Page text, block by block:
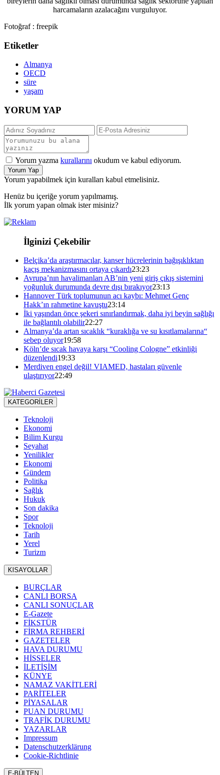
harcamaların azalacağını vurguluyor.
Fotoğraf : freepik
Etiketler
Almanya
OECD
süre
yaşam
YORUM YAP
Yorum yazma kurallarını okudum ve kabul ediyorum.
Yorum Yap
Yorum yapabilmek için kuralları kabul etmelisiniz.
Henüz bu içeriğe yorum yapılmamış.
İlk yorum yapan olmak ister misiniz?
İlginizi Çekebilir
Belçika’da araştırmacılar, kanser hücrelerinin bağışıklıktan
kaçış mekanizmasını ortaya çıkardı23:23
Avrupa’nın havalimanları AB’nin yeni giriş çıkış sistemini
yoğunluk durumunda devre dışı bırakıyor23:13
Hannover Türk toplumunun acı kaybı: Mehmet Genç
Hakk’ın rahmetine kavuştu23:14
İki yaşından önce şekeri sınırlandırmak, daha iyi beyin sağlığı
ile bağlantılı olabilir22:27
Almanya’da artan sıcaklık “kuraklığa ve su kısıtlamalarına“
sebep oluyor19:58
Köln’de sıcak havaya karşı “Cooling Cologne” etkinliği
düzenlendi19:33
Merdiven engel değil! VIAMED, hastaları güvenle
ulaştırıyor22:49
KATEGORİLER
Teknoloji
Ekonomi
Bilim Kurgu
Seyahat
Yenilikler
Ekonomi
Gündem
Politika
Sağlık
Hukuk
Son dakika
Spor
Teknoloji
Tarih
Yerel
Turizm
KISAYOLLAR
BURÇLAR
CANLI BORSA
CANLI SONUÇLAR
E-Gazete
FİKSTÜR
FİRMA REHBERİ
GAZETELER
HAVA DURUMU
HİSSELER
İLETİŞİM
KÜNYE
NAMAZ VAKİTLERİ
PARİTELER
PİYASALAR
PUAN DURUMU
TRAFİK DURUMU
YAZARLAR
Impressum
Datenschutzerklärung
Cookie-Richtlinie
E-BÜLTEN